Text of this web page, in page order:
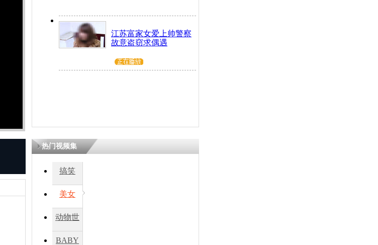
江苏富家女爱上帅警察
故意盗窃求偶遇
热门视频集
搞笑
美女
动物世
BABY